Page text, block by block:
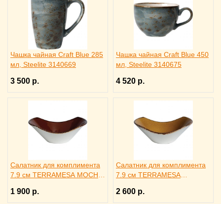
Чашка чайная Craft Blue 285
мл, Steelite 3140669
3 500 р.
Чашка чайная Craft Blue 450
мл, Steelite 3140675
4 520 р.
Салатник для комплимента
7.9 см TERRAMESA MOCHA,
1 900 р.
Салатник для комплимента
7.9 см TERRAMESA
3030159
2 600 р.